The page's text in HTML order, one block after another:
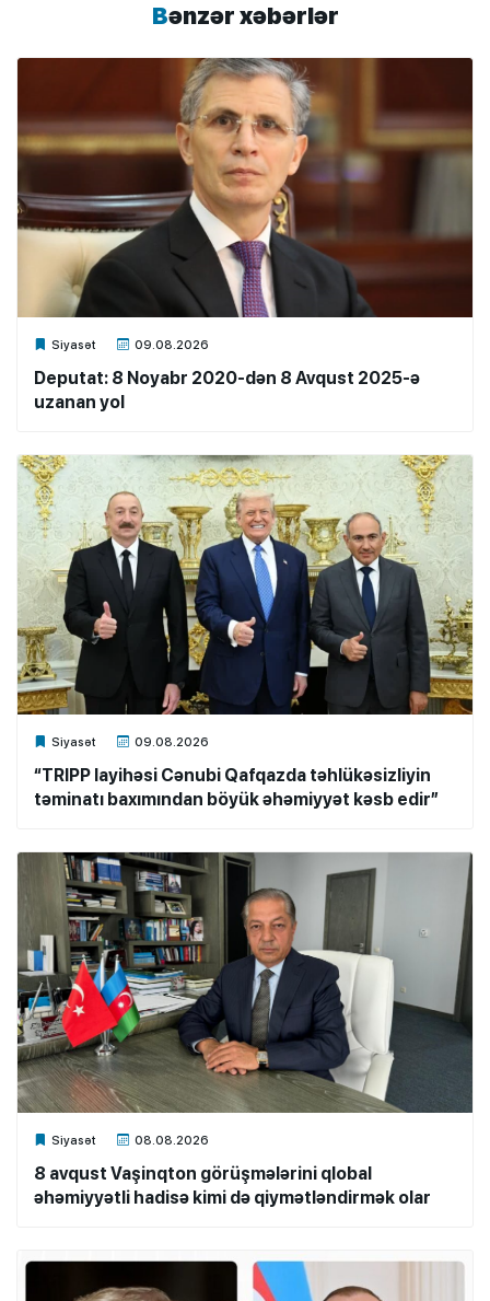
Bənzər xəbərlər
Siyasət 09.08.2026
Xalq.Online
Deputat: 8 Noyabr 2020-dən 8 Avqust 2025-ə
uzanan yol
Siyasət 09.08.2026
Xalq.Online
“TRIPP layihəsi Cənubi Qafqazda təhlükəsizliyin
təminatı baxımından böyük əhəmiyyət kəsb edir”
Siyasət 08.08.2026
Xalq.Online
8 avqust Vaşinqton görüşmələrini qlobal
əhəmiyyətli hadisə kimi də qiymətləndirmək olar